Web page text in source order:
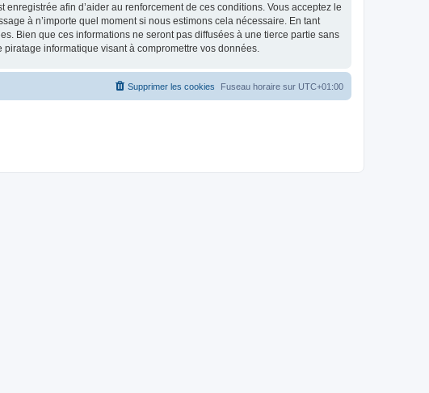
afin d’aider au renforcement de ces conditions. Vous acceptez le
à n’importe quel moment si nous estimons cela nécessaire. En tant
Bien que ces informations ne seront pas diffusées à une tierce partie sans
informatique visant à compromettre vos données.
Fuseau horaire sur UTC+01:00
Supprimer les cookies